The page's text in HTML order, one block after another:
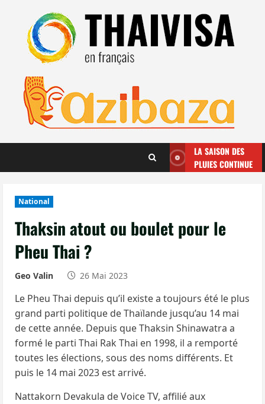
contenu
LA SAISON DES
PLUIES CONTINUE
National
Thaksin atout ou boulet pour le
Pheu Thai ?
Geo Valin 26 Mai 2023
Le Pheu Thai depuis qu’il existe a toujours été le plus
grand parti politique de Thaïlande jusqu’au 14 mai
de cette année. Depuis que Thaksin Shinawatra a
formé le parti Thai Rak Thai en 1998, il a remporté
toutes les élections, sous des noms différents. Et
puis le 14 mai 2023 est arrivé.
Nattakorn Devakula de Voice TV, affilié aux